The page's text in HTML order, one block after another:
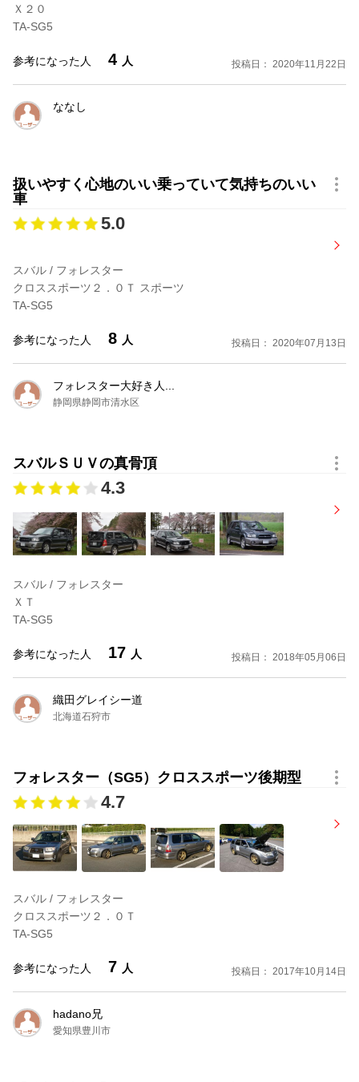
Ｘ２０
TA-SG5
参考になった人 4 人 投稿日： 2020年11月22日
ななし
扱いやすく心地のいい乗っていて気持ちのいい
車
5.0
スバル / フォレスター
クロススポーツ２．０Ｔ スポーツ
TA-SG5
参考になった人 8 人 投稿日： 2020年07月13日
フォレスター大好き人...
静岡県静岡市清水区
スバルＳＵＶの真骨頂
4.3
スバル / フォレスター
ＸＴ
TA-SG5
参考になった人 17 人 投稿日： 2018年05月06日
織田グレイシー道
北海道石狩市
フォレスター（SG5）クロススポーツ後期型
4.7
スバル / フォレスター
クロススポーツ２．０Ｔ
TA-SG5
参考になった人 7 人 投稿日： 2017年10月14日
hadano兄
愛知県豊川市